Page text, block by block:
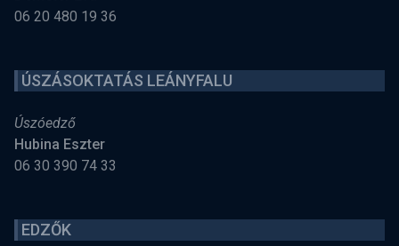
06 20 480 19 36
ÚSZÁSOKTATÁS LEÁNYFALU
Úszóedző
Hubina Eszter
06 30 390 74 33
EDZŐK